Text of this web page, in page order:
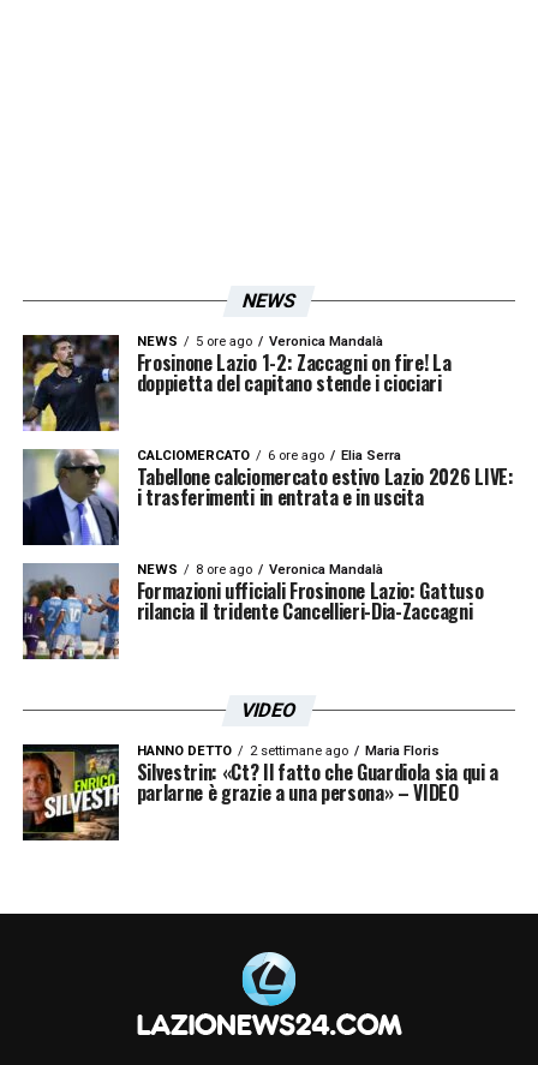
LA PLAYLIST DELLE NOSTRE TOP NEWS
NEWS
NEWS 5 ore ago Veronica Mandalà
Frosinone Lazio 1-2: Zaccagni on fire! La
doppietta del capitano stende i ciociari
CALCIOMERCATO 6 ore ago Elia Serra
Tabellone calciomercato estivo Lazio 2026 LIVE:
i trasferimenti in entrata e in uscita
NEWS 8 ore ago Veronica Mandalà
Formazioni ufficiali Frosinone Lazio: Gattuso
rilancia il tridente Cancellieri-Dia-Zaccagni
VIDEO
HANNO DETTO 2 settimane ago Maria Floris
Silvestrin: «Ct? Il fatto che Guardiola sia qui a
parlarne è grazie a una persona» – VIDEO